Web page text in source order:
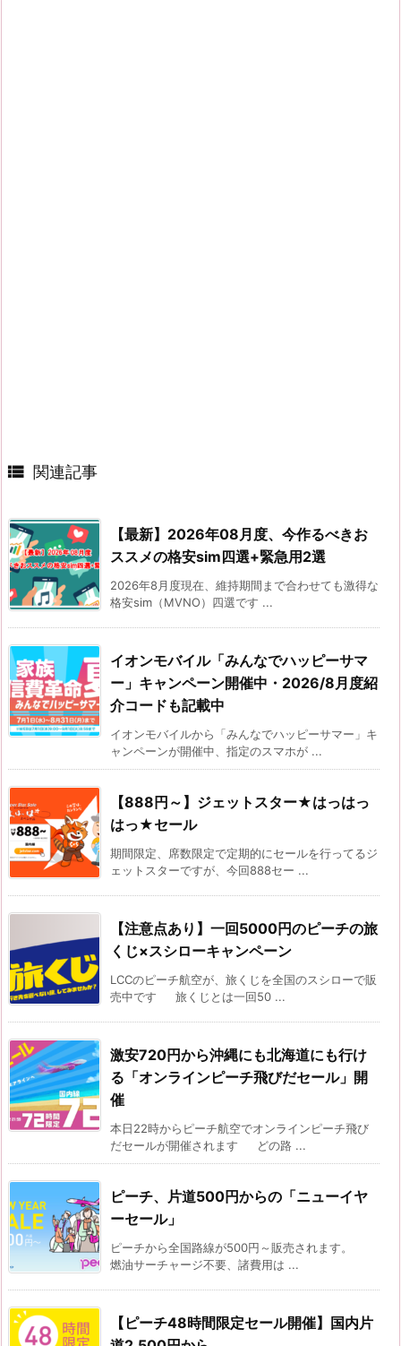
 関連記事
【最新】2026年08月度、今作るべきお
ススメの格安sim四選+緊急用2選
2026年8月度現在、維持期間まで合わせても激得な
格安sim（MVNO）四選です ...
イオンモバイル「みんなでハッピーサマ
ー」キャンペーン開催中・2026/8月度紹
介コードも記載中
イオンモバイルから「みんなでハッピーサマー」キ
ャンペーンが開催中、指定のスマホが ...
【888円～】ジェットスター★はっはっ
はっ★セール
期間限定、席数限定で定期的にセールを行ってるジ
ェットスターですが、今回888セー ...
【注意点あり】一回5000円のピーチの旅
くじ×スシローキャンペーン
LCCのピーチ航空が、旅くじを全国のスシローで販
売中です 旅くじとは一回50 ...
激安720円から沖縄にも北海道にも行け
る「オンラインピーチ飛びだセール」開
催
本日22時からピーチ航空でオンラインピーチ飛び
だセールが開催されます どの路 ...
ピーチ、片道500円からの「ニューイヤ
ーセール」
ピーチから全国路線が500円～販売されます。
燃油サーチャージ不要、諸費用は ...
【ピーチ48時間限定セール開催】国内片